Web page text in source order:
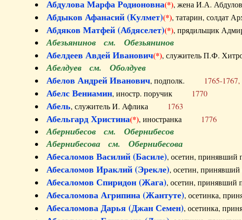
Абдулова Марфа Родионовна(*), жена И.А.
Абдыков Афанасий (Кулмет)(*), татарин, солдат
Абдяков Матфей (Абдяселет)(*), прядильщик
Абезьянинов см. Обезьянинов
Абелдеев Авдей Иванович(*), служитель П.Ф.
Абелдуев см. Оболдуев
Абелов Андрей Иванович, подполк. 1765-
Абелс Вениамин, иностр. поручик 1770
Абель, служитель И. Афлика 1763
Абельгард Христина(*), иностранка 1776
Абернибесов см. Обернибесов
Абернибесова см. Обернибесова
Абесаломов Василий (Басиле), осетин,
Абесаломов Ираклий (Эрекле), осетин,
Абесаломов Спиридон (Жага), осетин,
Абесаломова Агрипина (Жантуте), осетинка,
Абесаломова Дарья (Джан Семен), осетинка,